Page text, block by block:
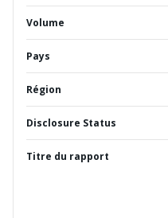
Volume
Pays
Région
Disclosure Status
Titre du rapport